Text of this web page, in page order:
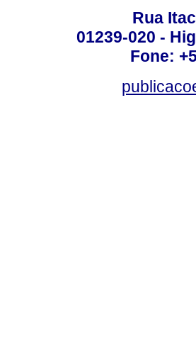
Rua
01239-020 -
Fone: